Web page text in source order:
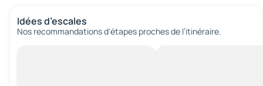
Idées d’escales
Nos recommandations d'étapes proches de l’itinéraire.